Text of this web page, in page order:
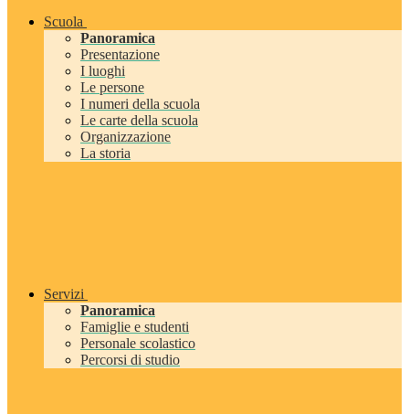
Scuola
Panoramica
Presentazione
I luoghi
Le persone
I numeri della scuola
Le carte della scuola
Organizzazione
La storia
Servizi
Panoramica
Famiglie e studenti
Personale scolastico
Percorsi di studio